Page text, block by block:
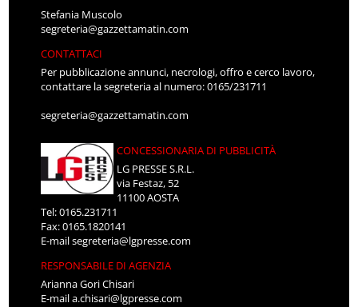
Stefania Muscolo
segreteria@gazzettamatin.com
CONTATTACI
Per pubblicazione annunci, necrologi, offro e cerco lavoro,
contattare la segreteria al numero: 0165/231711
segreteria@gazzettamatin.com
CONCESSIONARIA DI PUBBLICITÀ
LG PRESSE S.R.L.
via Festaz, 52
11100 AOSTA
Tel: 0165.231711
Fax: 0165.1820141
E-mailsegreteria@lgpresse.com
RESPONSABILE DI AGENZIA
Arianna Gori Chisari
E-maila.chisari@lgpresse.com